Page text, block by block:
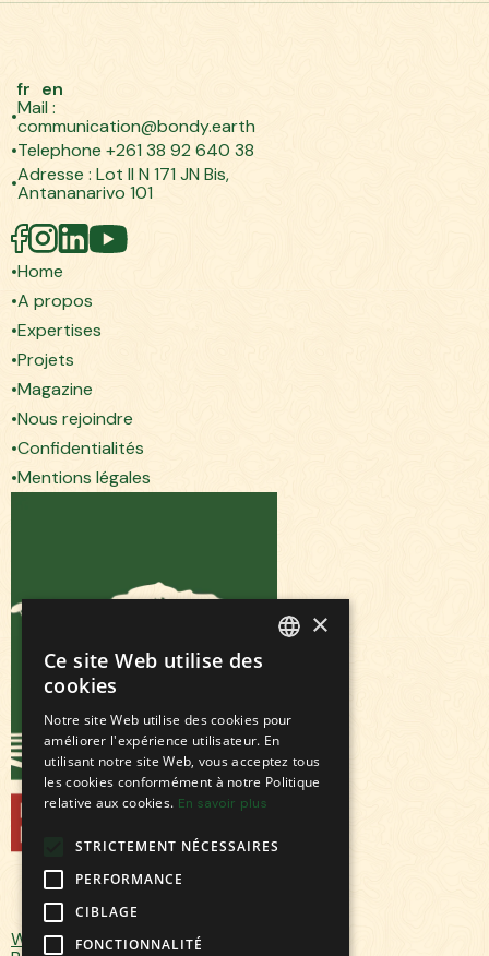
fr en
Mail :
communication@bondy.earth
Telephone +261 38 92 640 38
Adresse : Lot II N 171 JN Bis,
Antananarivo 101
Home
A propos
Expertises
Projets
Magazine
Nous rejoindre
Confidentialités
Mentions légales
Webdesign & Webflow by Elias
×
Ce site Web utilise des
cookies
Notre site Web utilise des cookies pour
améliorer l'expérience utilisateur. En
utilisant notre site Web, vous acceptez tous
les cookies conformément à notre Politique
relative aux cookies. En savoir plus
STRICTEMENT NÉCESSAIRES
PERFORMANCE
CIBLAGE
FONCTIONNALITÉ